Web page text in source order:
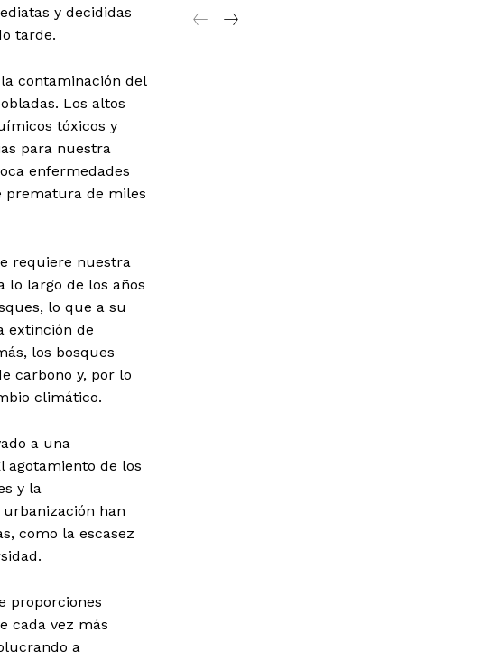
y decididas
tarde.
contaminación del
Los altos
tóxicos y
para nuestra
enfermedades
prematura de miles
requiere nuestra
lo largo de los años
lo que a su
extinción de
los bosques
carbono y, por lo
climático.
a una
agotamiento de los
y la
han
como la escasez
proporciones
cada vez más
a